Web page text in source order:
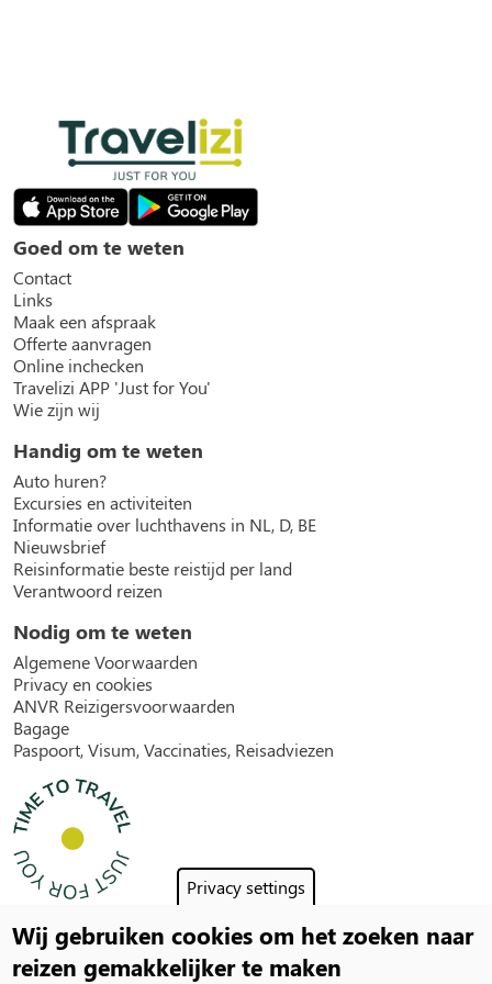
Privacy settings
Wij gebruiken cookies om het zoeken naar
reizen gemakkelijker te maken
Goed om te weten
Contact
Links
Maak een afspraak
Offerte aanvragen
Online inchecken
Travelizi APP 'Just for You'
Wie zijn wij
Handig om te weten
Auto huren?
Excursies en activiteiten
Informatie over luchthavens in NL, D, BE
Nieuwsbrief
Reisinformatie beste reistijd per land
Verantwoord reizen
Nodig om te weten
Algemene Voorwaarden
Privacy en cookies
ANVR Reizigersvoorwaarden
Bagage
Paspoort, Visum, Vaccinaties, Reisadviezen
Social